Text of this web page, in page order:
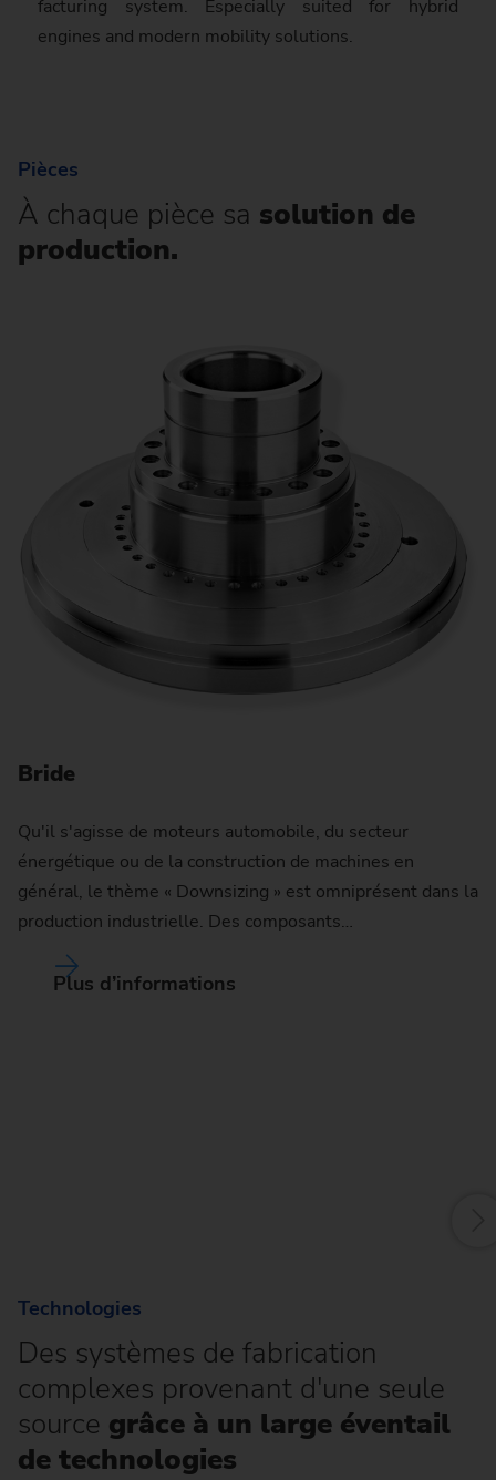
fac­turing system. Especially suited for hybrid
engines and modern mobility solutions.
Pièces
À chaque pièce sa solution de
production.
Bride
Qu'il s'agisse de moteurs automobile, du secteur
énergétique ou de la construction de machines en
général, le thème « Downsizing » est omniprésent dans la
production industrielle. Des composants…
Plus d’informations
Technologies
Des systèmes de fabrication
complexes provenant d'une seule
source grâce à un large éventail
de technologies